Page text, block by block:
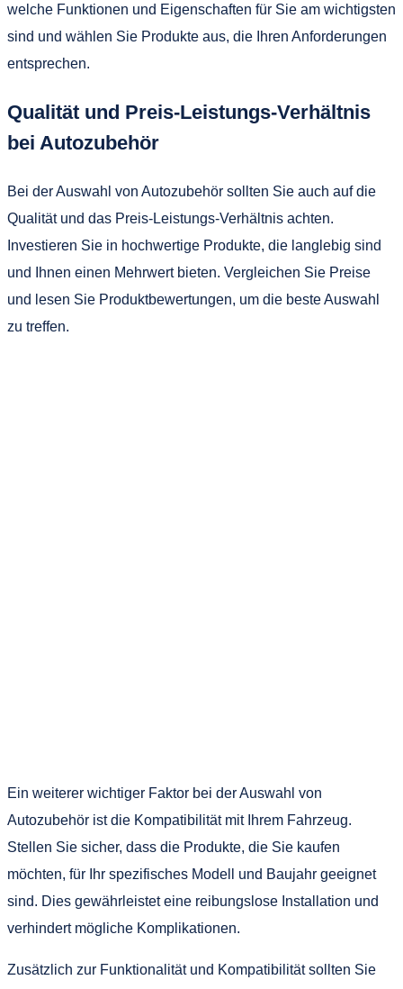
welche Funktionen und Eigenschaften für Sie am wichtigsten
sind und wählen Sie Produkte aus, die Ihren Anforderungen
entsprechen.
Qualität und Preis-Leistungs-Verhältnis
bei Autozubehör
Bei der Auswahl von Autozubehör sollten Sie auch auf die
Qualität und das Preis-Leistungs-Verhältnis achten.
Investieren Sie in hochwertige Produkte, die langlebig sind
und Ihnen einen Mehrwert bieten. Vergleichen Sie Preise
und lesen Sie Produktbewertungen, um die beste Auswahl
zu treffen.
Ein weiterer wichtiger Faktor bei der Auswahl von
Autozubehör ist die Kompatibilität mit Ihrem Fahrzeug.
Stellen Sie sicher, dass die Produkte, die Sie kaufen
möchten, für Ihr spezifisches Modell und Baujahr geeignet
sind. Dies gewährleistet eine reibungslose Installation und
verhindert mögliche Komplikationen.
Zusätzlich zur Funktionalität und Kompatibilität sollten Sie